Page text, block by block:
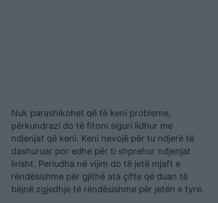
Nuk parashikohet që të keni probleme,
përkundrazi do të fitoni siguri lidhur me
ndjenjat që keni. Keni nevojë për tu ndjerë të
dashuruar por edhe për ti shprehur ndjenjat
lirisht. Periudha në vijim do të jetë mjaft e
rëndësishme për gjithë ata çifte që duan të
bëjnë zgjedhje të rëndësishme për jetën e tyre.